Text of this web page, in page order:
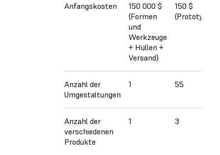
Anfangskosten
150 000 $
(Formen
und
Werkzeuge
+ Hüllen +
Versand)
150 $
(Prototypen)
Anzahl der
Umgestaltungen
1 55
Anzahl der
verschiedenen
Produkte
1 3